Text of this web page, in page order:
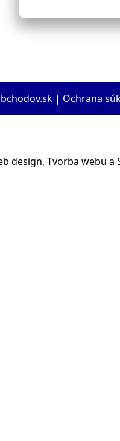
| Ochrana
design, Tvorba webu a